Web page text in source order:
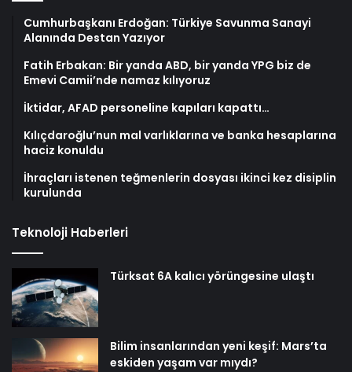
Cumhurbaşkanı Erdoğan: Türkiye Savunma Sanayi
Alanında Destan Yazıyor
Fatih Erbakan: Bir yanda ABD, bir yanda YPG biz de
Emevi Camii’nde namaz kılıyoruz
İktidar, AFAD personeline kapıları kapattı…
Kılıçdaroğlu’nun mal varlıklarına ve banka hesaplarına
haciz konuldu
İhraçları istenen teğmenlerin dosyası ikinci kez disiplin
kurulunda
Teknoloji Haberleri
Türksat 6A kalıcı yörüngesine ulaştı
Bilim insanlarından yeni keşif: Mars’ta
eskiden yaşam var mıydı?